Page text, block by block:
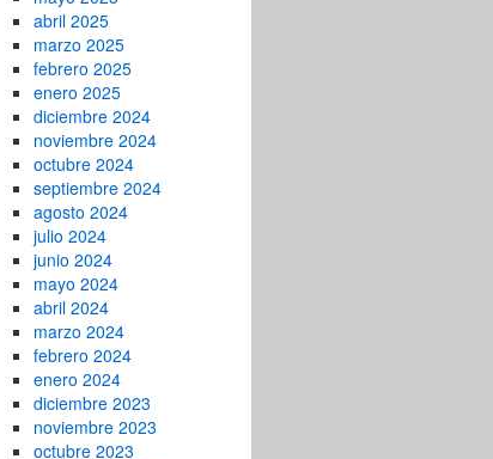
abril 2025
marzo 2025
febrero 2025
enero 2025
diciembre 2024
noviembre 2024
octubre 2024
septiembre 2024
agosto 2024
julio 2024
junio 2024
mayo 2024
abril 2024
marzo 2024
febrero 2024
enero 2024
diciembre 2023
noviembre 2023
octubre 2023